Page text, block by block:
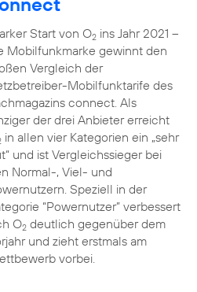
Start von O2ins Jahr 2021 –
Mobilfunkmarke gewinnt den
Vergleich der
Mobilfunktarife des
connect. Als
der drei Anbieter erreicht
in allen vier Kategorien ein „sehr
und ist Vergleichssieger bei
Normal-, Viel- und
Speziell in der
“Powernutzer” verbessert
O2deutlich gegenüber dem
und zieht erstmals am
vorbei.